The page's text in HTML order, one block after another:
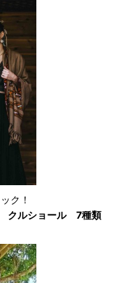
ク！
クルショール 7種類